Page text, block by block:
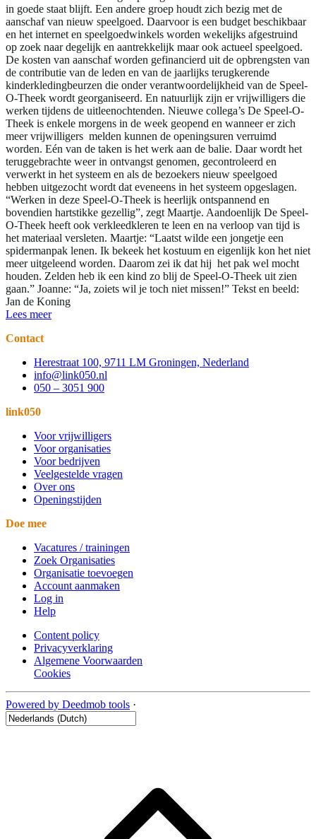
in goede staat blijft. Een andere groep houdt zich bezig met de
aanschaf van nieuw speelgoed. Daarvoor is een budget beschikbaar
en het internet en speelgoedwinkels worden wekelijks afgestruind
op zoek naar degelijk en aantrekkelijk maar ook actueel speelgoed.
De kosten van aanschaf worden gefinancierd uit de opbrengsten van
de contributie van de leden en van de jaarlijks terugkerende
kinderkledingbeurzen die onder verantwoordelijkheid van de Speel-
O-Theek wordt georganiseerd. En natuurlijk zijn er vrijwilligers die
werken tijdens de uitleenochtenden. Nieuwe collega’s De Speel-O-
Theek is enkele morgens in de week geopend en wanneer er zich
meer vrijwilligers melden kunnen de openingsuren verruimd
worden. Eén van de taken is het werk aan de balie. Daar wordt het
teruggebrachte weer in ontvangst genomen, gecontroleerd en
verwerkt in het systeem en als de bezoekers nieuw speelgoed
hebben uitgezocht wordt dat eveneens in het systeem opgeslagen.
“Werken in deze Speel-O-Theek is heerlijk ontspannend en
bovendien hartstikke gezellig”, zegt Maartje. Aandoenlijk De Speel-
O-Theek heeft ook verkleedkleren te leen en na verloop van tijd is
het materiaal versleten. Maartje: “Laatst wilde een jongetje een
spidermanpak lenen. Ik bekeek het kostuum en eigenlijk kon het niet
meer uitgeleend worden. Daarom zei ik dat hij het pak wel mocht
houden. Zelden heb ik een kind zo blij de Speel-O-Theek uit zien
gaan.” Joanne: “Ja, zoiets wil je toch niet missen!” Tekst en beeld:
Jan de Koning
Lees meer
Contact
Herestraat 100, 9711 LM Groningen, Nederland
info@link050.nl
050 – 3051 900
link050
Voor vrijwilligers
Voor organisaties
Voor bedrijven
Veelgestelde vragen
Over ons
Openingstijden
Doe mee
Vacatures / trainingen
Zoek Organisaties
Organisatie toevoegen
Account aanmaken
Log in
Help
Content policy
Privacyverklaring
Algemene Voorwaarden
Cookies
Powered by Deedmob tools ·